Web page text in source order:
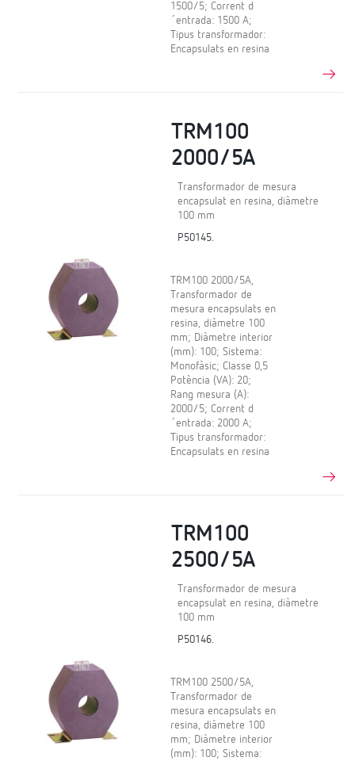
1500/5; Corrent d
´entrada: 1500 A;
Tipus transformador:
Encapsulats en resina
TRM100
2000/5A
Transformador de mesura
encapsulat en resina, diàmetre
100 mm
P50145.
TRM100 2000/5A,
Transformador de
mesura encapsulats en
resina, diàmetre 100
mm; Diàmetre interior
(mm): 100; Sistema:
Monofàsic; Classe 0,5
Potència (VA): 20;
Rang mesura (A):
2000/5; Corrent d
´entrada: 2000 A;
Tipus transformador:
Encapsulats en resina
TRM100
2500/5A
Transformador de mesura
encapsulat en resina, diàmetre
100 mm
P50146.
TRM100 2500/5A,
Transformador de
mesura encapsulats en
resina, diàmetre 100
mm; Diàmetre interior
(mm): 100; Sistema: